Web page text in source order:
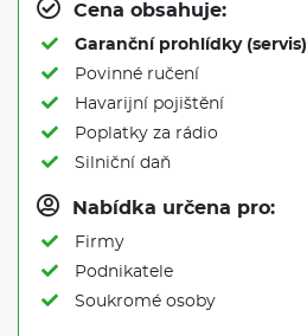
Cena obsahuje:
Garanční prohlídky (servis)
Povinné ručení
Havarijní pojištění
Poplatky za rádio
Silniční daň
Nabídka určena pro:
Firmy
Podnikatele
Soukromé osoby